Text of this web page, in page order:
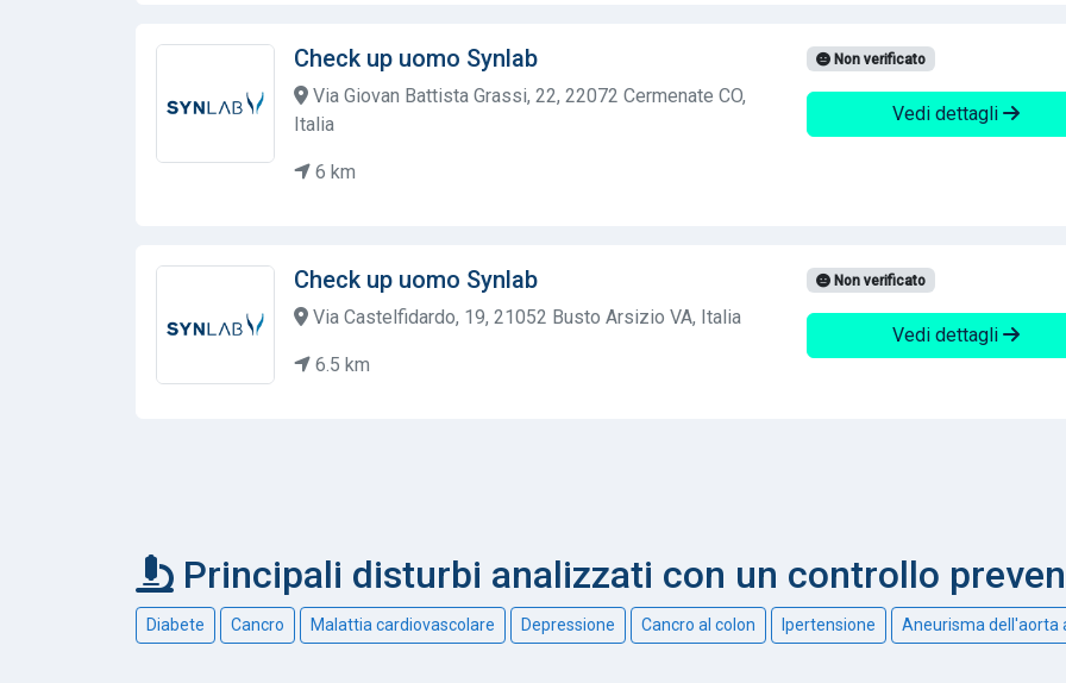
Check up uomo Synlab
Via Giovan Battista Grassi, 22, 22072 Cermenate CO,
Italia
6 km
Non verificato
Vedi dettagli
Check up uomo Synlab
Via Castelfidardo, 19, 21052 Busto Arsizio VA, Italia
6.5 km
Non verificato
Vedi dettagli
Principali disturbi analizzati con un controllo
Diabete Cancro Malattia cardiovascolare Depressione Cancro al colon Ipertensione Aneurisma dell'aorta